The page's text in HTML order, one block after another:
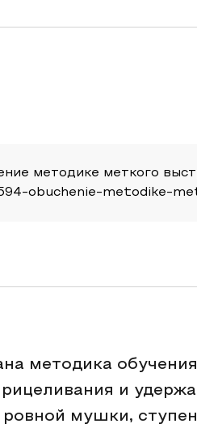
методике меткого
obuchenie-metodike-
методика
и
мушки,